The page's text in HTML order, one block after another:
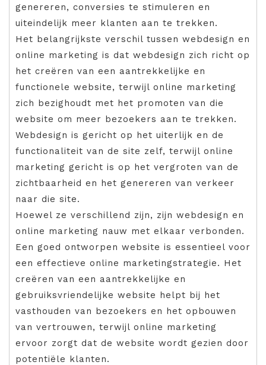
genereren, conversies te stimuleren en
uiteindelijk meer klanten aan te trekken.
Het belangrijkste verschil tussen webdesign en
online marketing is dat webdesign zich richt op
het creëren van een aantrekkelijke en
functionele website, terwijl online marketing
zich bezighoudt met het promoten van die
website om meer bezoekers aan te trekken.
Webdesign is gericht op het uiterlijk en de
functionaliteit van de site zelf, terwijl online
marketing gericht is op het vergroten van de
zichtbaarheid en het genereren van verkeer
naar die site.
Hoewel ze verschillend zijn, zijn webdesign en
online marketing nauw met elkaar verbonden.
Een goed ontworpen website is essentieel voor
een effectieve online marketingstrategie. Het
creëren van een aantrekkelijke en
gebruiksvriendelijke website helpt bij het
vasthouden van bezoekers en het opbouwen
van vertrouwen, terwijl online marketing
ervoor zorgt dat de website wordt gezien door
potentiële klanten.